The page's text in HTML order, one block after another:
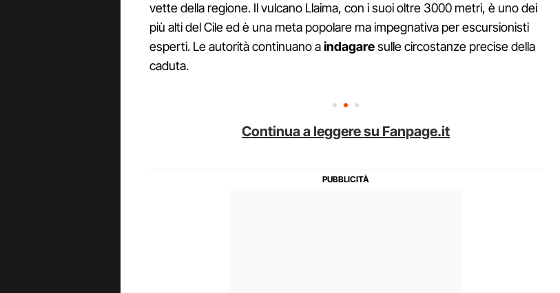
vette della regione. Il vulcano Llaima, con i suoi oltre 3000 metri, è uno dei
più alti del Cile ed è una meta popolare ma impegnativa per escursionisti
esperti. Le autorità continuano aindagaresulle circostanze precise della
caduta.
Continua a leggere su Fanpage.it